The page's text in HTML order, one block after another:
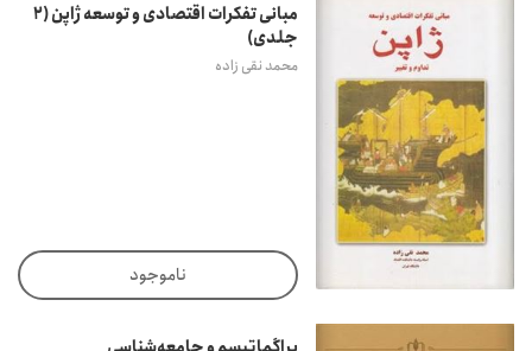
مبانی تفکرات اقتصادی و توسعه ژاپن (2
جلدی)
محمد نقی زاده
ناموجود